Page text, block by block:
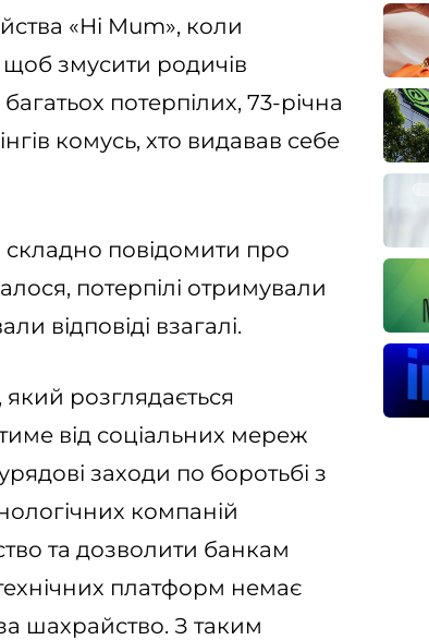
«Hi Mum», коли
щоб змусити родичів
потерпілих, 73-річна
комусь, хто видавав себе
повідомити про
потерпілі отримували
відповіді взагалі.
який розглядається
від соціальних мереж
заходи по боротьбі з
компаній
та дозволити банкам
платформ немає
шахрайство. З таким